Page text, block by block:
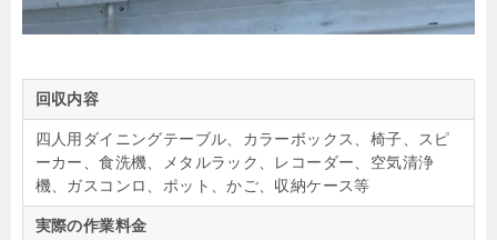
回収内容
四人用ダイニングテーブル、カラーボックス、椅子、スピ
ーカー、食洗機、メタルラック、レコーダー、空気清浄
機、ガスコンロ、ポット、かご、収納ケース等
実際の作業料金